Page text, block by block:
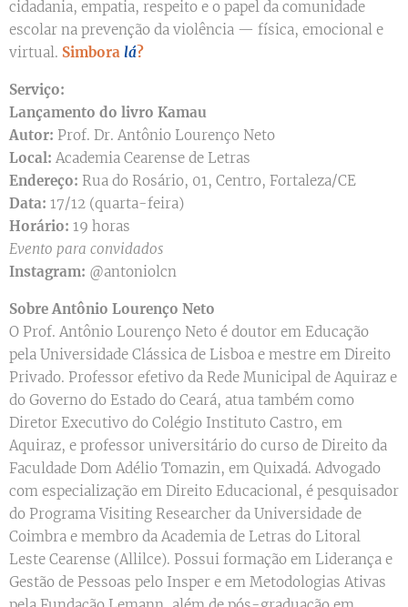
cidadania, empatia, respeito e o papel da comunidade
escolar na prevenção da violência — física, emocional e
virtual. Simbora lá?
Serviço:
Lançamento do livro Kamau
Autor: Prof. Dr. Antônio Lourenço Neto
Local: Academia Cearense de Letras
Endereço: Rua do Rosário, 01, Centro, Fortaleza/CE
Data: 17/12 (quarta-feira)
Horário: 19 horas
Evento para convidados
Instagram: @antoniolcn
Sobre Antônio Lourenço Neto
O Prof. Antônio Lourenço Neto é doutor em Educação
pela Universidade Clássica de Lisboa e mestre em Direito
Privado. Professor efetivo da Rede Municipal de Aquiraz e
do Governo do Estado do Ceará, atua também como
Diretor Executivo do Colégio Instituto Castro, em
Aquiraz, e professor universitário do curso de Direito da
Faculdade Dom Adélio Tomazin, em Quixadá. Advogado
com especialização em Direito Educacional, é pesquisador
do Programa Visiting Researcher da Universidade de
Coimbra e membro da Academia de Letras do Litoral
Leste Cearense (Allilce). Possui formação em Liderança e
Gestão de Pessoas pelo Insper e em Metodologias Ativas